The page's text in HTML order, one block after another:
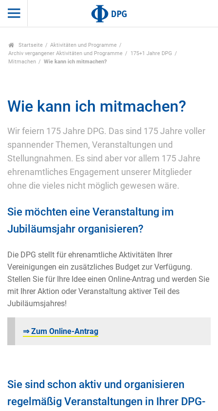
Startseite
Aktivitäten und Programme
Archiv vergangener Aktivitäten und Programme
175+1 Jahre DPG
Mitmachen
Wie kann ich mitmachen?
Wie kann ich mitmachen?
Wir feiern 175 Jahre DPG. Das sind 175 Jahre voller
spannender Themen, Veranstaltungen und
Stellungnahmen. Es sind aber vor allem 175 Jahre
ehrenamtliches Engagement unserer Mitglieder
ohne die vieles nicht möglich gewesen wäre.
Sie möchten eine Veranstaltung im
Jubiläumsjahr organisieren?
Die DPG stellt für ehrenamtliche Aktivitäten Ihrer
Vereinigungen ein zusätzliches Budget zur Verfügung.
Stellen Sie für Ihre Idee einen Online-Antrag und werden Sie
mit Ihrer Aktion oder Veranstaltung aktiver Teil des
Jubiläumsjahres!
⇒ Zum Online-Antrag
Sie sind schon aktiv und organisieren
regelmäßig Veranstaltungen in Ihrer DPG-